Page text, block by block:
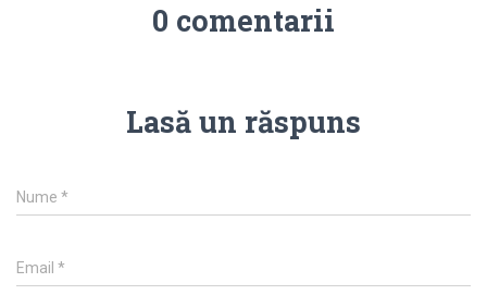
0 comentarii
Lasă un răspuns
Nume *
Email *